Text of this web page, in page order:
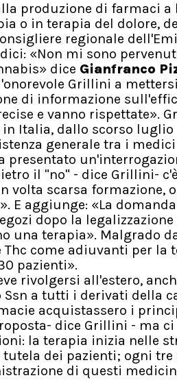
produzione di farmaci
o in terapia del dolore,
regionale
«Non mi sono
dice Gianfranco
Grillini a
di informazione
e vanno rispettate».
in Italia, dallo scorso
generale tra i
presentato
il "no" - dice Grillini-
scarsa formazione,
E aggiunge: «La
dopo la
una terapia». Malgrado
come adiuvanti per la
pazienti».
rivolgersi all'estero,
a tutti i derivati della
acquistassero i
dice Grillini - ma
la terapia inizia nelle
dei pazienti; ogni
di questi